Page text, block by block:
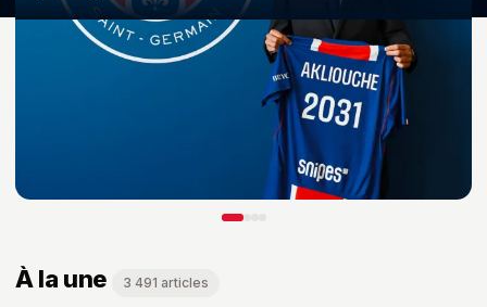
À la une 3 491 articles